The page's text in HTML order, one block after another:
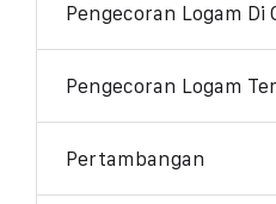
Pengecoran Logam Di
Pengecoran Logam
Pertambangan